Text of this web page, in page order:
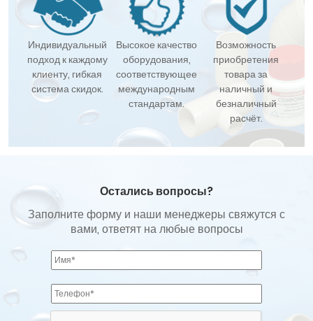
Индивидуальный
подход к каждому
клиенту, гибкая
система скидок.
Высокое качество
оборудования,
соответствующее
международным
стандартам.
Возможность
приобретения
товара за
наличный и
безналичный
расчёт.
Остались вопросы?
Заполните форму и наши менеджеры свяжутся с
вами, ответят на любые вопросы